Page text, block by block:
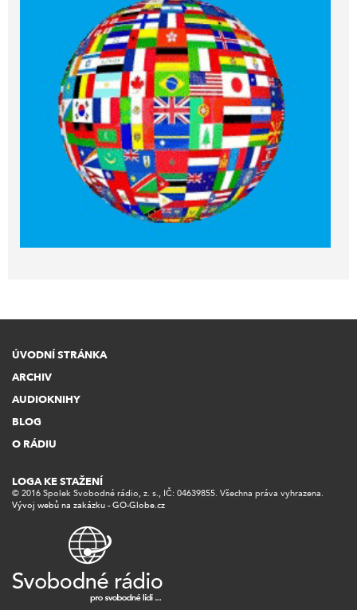
ÚVODNÍ STRÁNKA
ARCHIV
AUDIOKNIHY
BLOG
O RÁDIU
© 2016 Spolek Svobodné rádio, z. s., IČ: 04639855. Všechna práva vyhrazena.
Vývoj webů na zakázku - GO-Globe.cz
LOGA KE STAŽENÍ